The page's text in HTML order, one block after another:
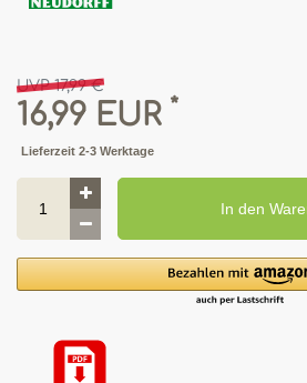
UVP 17,99 €
16,99 EUR *
Lieferzeit 2-3 Werktage
In den